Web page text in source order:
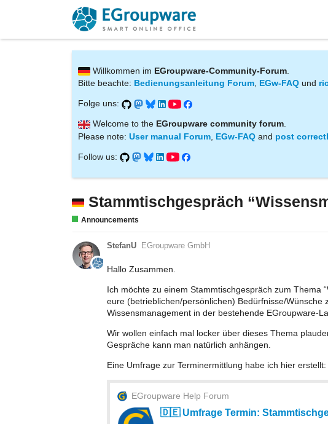
Willkommen im EGroupware-Community-Forum
Bitte beachte: Bedienungsanleitung Forum, EGw-FAQ und
Folge uns:
Welcome to the EGroupware community forum.
Please note: User manual Forum EGw-FAQ and post
Follow us:
Stammtischgespräch
Announcements
StefanU EGroupware GmbH
Hallo Zusammen.
Ich möchte zu einem Stammtischgespräch zum Thema
eure (betrieblichen/persönlichen) Bedürfnisse/
Wissensmanagement in der bestehende EGroupware-
Wir wollen einfach mal locker über dieses Thema
Gespräche kann man natürlich anhängen.
Eine Umfrage zur Terminermittlung habe ich hier erstellt:
EGroupware Help Forum
🇩🇪 Umfrage Termin: